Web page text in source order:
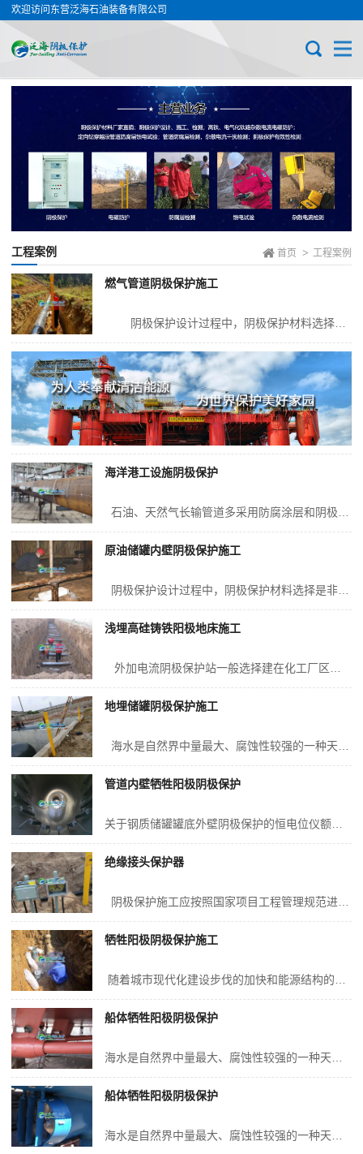
欢迎访问东营泛海石油装备有限公司
首页 > 工程案例
工程案例
燃气管道阴极保护施工
海洋港工设施阴极保护
原油储罐内壁阴极保护施工
浅埋高硅铸铁阳极地床施工
地埋储罐阴极保护施工
管道内壁牺牲阳极阴极保护
绝缘接头保护器
牺牲阳极阴极保护施工
船体牺牲阳极阴极保护
船体牺牲阳极阴极保护